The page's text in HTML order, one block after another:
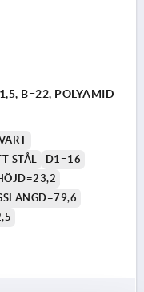
B=22, POLYAMID
STÅL
D1=16